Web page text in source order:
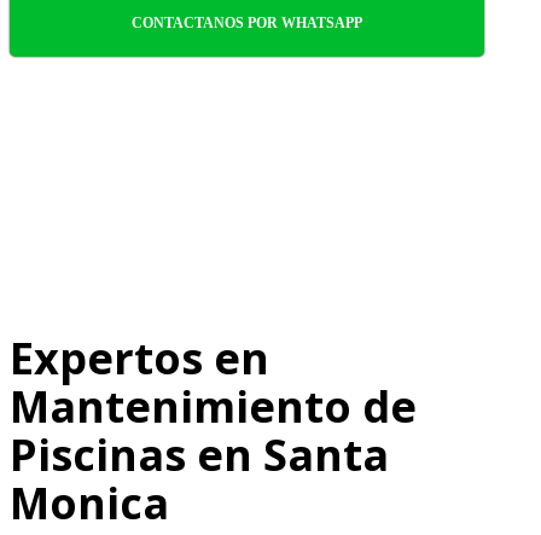
CONTACTANOS POR WHATSAPP
Expertos en
Mantenimiento de
Piscinas en Santa
Monica